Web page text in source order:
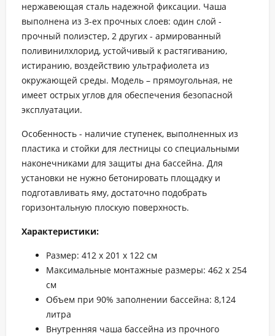
нержавеющая сталь надежной фиксации. Чаша
выполнена из 3-ех прочных слоев: один слой -
прочный полиэстер, 2 других - армированный
поливинилхлорид, устойчивый к растягиванию,
истиранию, воздействию ультрафиолета из
окружающей среды. Модель – прямоугольная, не
имеет острых углов для обеспечения безопасной
эксплуатации.
Особенность - наличие ступенек, выполненных из
пластика и стойки для лестницы со специальными
наконечниками для защиты дна бассейна. Для
установки не нужно бетонировать площадку и
подготавливать яму, достаточно подобрать
горизонтальную плоскую поверхность.
Характеристики:
Размер: 412 х 201 х 122 см
Максимальные монтажные размеры: 462 x 254
см
Объем при 90% заполнении бассейна: 8,124
литра
Внутренняя чаша бассейна из прочного